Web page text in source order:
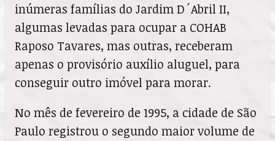
inúmeras famílias do Jardim D´Abril II,
algumas levadas para ocupar a COHAB
Raposo Tavares, mas outras, receberam
apenas o provisório auxílio aluguel, para
conseguir outro imóvel para morar.
No mês de fevereiro de 1995, a cidade de São
Paulo registrou o segundo maior volume de